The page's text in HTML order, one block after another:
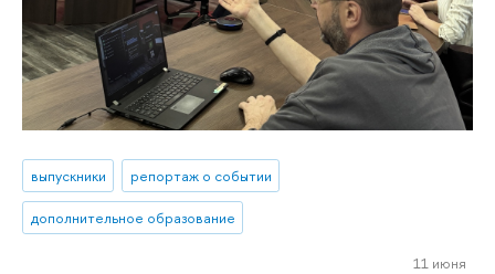
выпускники репортаж о событии
дополнительное образование
11 июня